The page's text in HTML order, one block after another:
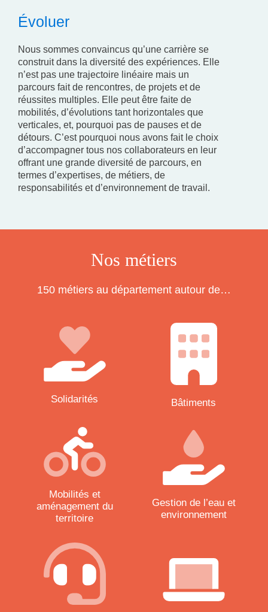
Évoluer
Nous sommes convaincus qu’une carrière se
construit dans la diversité des expériences. Elle
n’est pas une trajectoire linéaire mais un
parcours fait de rencontres, de projets et de
réussites multiples. Elle peut être faite de
mobilités, d’évolutions tant horizontales que
verticales, et, pourquoi pas de pauses et de
détours. C’est pourquoi nous avons fait le choix
d’accompagner tous nos collaborateurs en leur
offrant une grande diversité de parcours, en
termes d’expertises, de métiers, de
responsabilités et d’environnement de travail.
Nos métiers
150 métiers au département autour de…
Solidarités Bâtiments
Mobilités et
aménagement du
territoire
Gestion de l’eau et
environnement